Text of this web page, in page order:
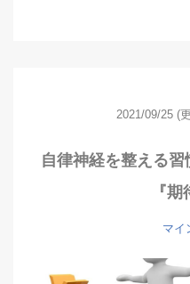
2021/09/25 (
自律神経を整える
『
マイ